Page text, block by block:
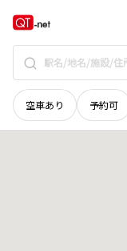
空車あり 予約可
北海道